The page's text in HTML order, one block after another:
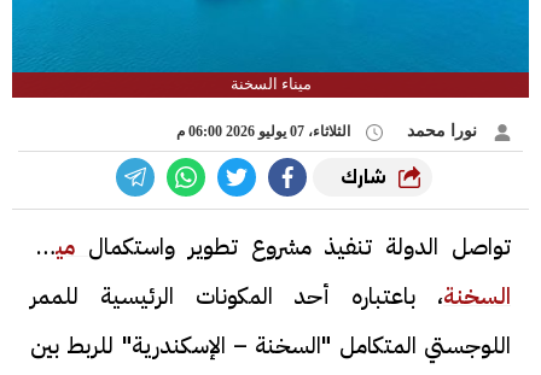
ميناء السخنة
نورا محمد الثلاثاء، 07 يوليو 2026 06:00 م
شارك
تواصل الدولة تنفيذ مشروع تطوير واستكمال ميناء
السخنة، باعتباره أحد المكونات الرئيسية للممر
اللوجستي المتكامل "السخنة – الإسكندرية" للربط بين